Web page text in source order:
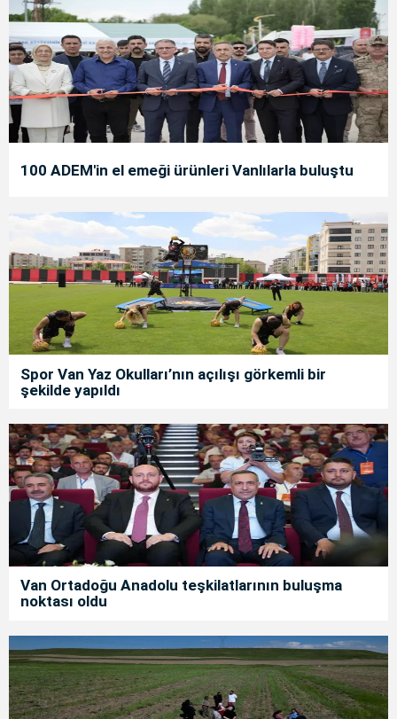
100 ADEM'in el emeği ürünleri Vanlılarla buluştu
Spor Van Yaz Okulları’nın açılışı görkemli bir
şekilde yapıldı
Van Ortadoğu Anadolu teşkilatlarının buluşma
noktası oldu